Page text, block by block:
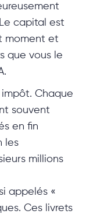
capital est
moment et
que vous le
Chaque
souvent
en fin
les
millions
appelés «
Ces livrets